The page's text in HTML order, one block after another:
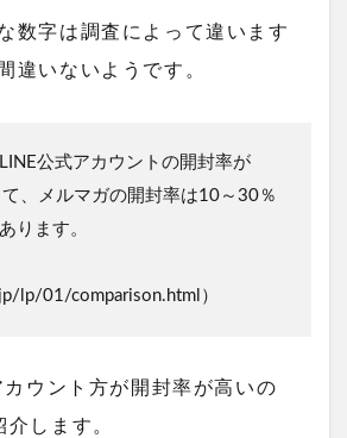
数字は調査によって違います
違いないようです。
公式アカウントの開封率が
、メルマガの開封率は10～30％
ります。
lp/01/comparison.html）
ウント方が開封率が高いの
します。